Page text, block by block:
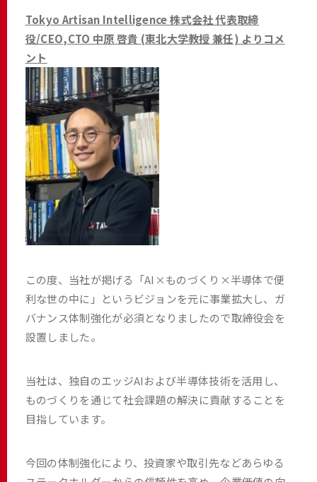
Tokyo Artisan Intelligence 株式会社 代表取締
役/CEO,CTO 中原 啓貴 (東北大学教授 兼任) よりコメ
ント
この度、当社が掲げる「AI×ものづくり×半導体で便
利な世の中に」というビジョンを元に事業拡大し、ガ
バナンス体制強化が必須となりましたので取締役会を
設置しました。
当社は、独自のエッジAIおよび半導体技術を活用し、
ものづくりを通じて社会課題の解決に貢献することを
目指しています。
今回の体制強化により、投資家や取引先などあらゆる